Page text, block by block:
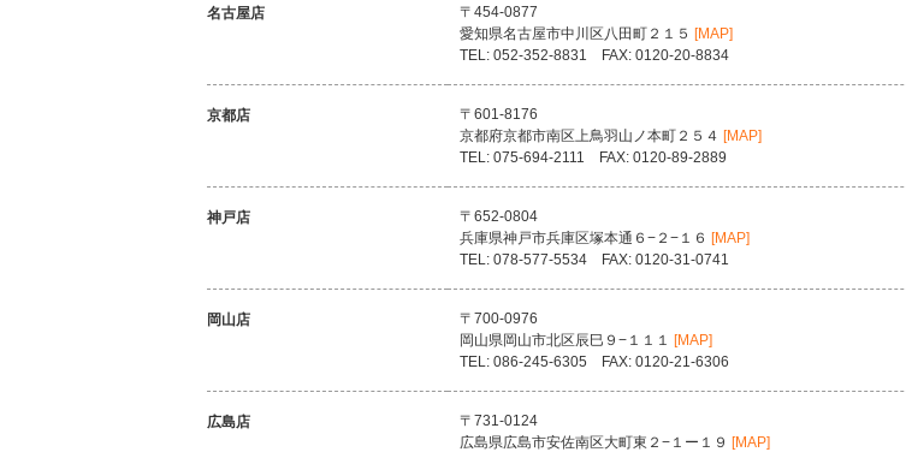
名古屋店
〒454-0877
愛知県名古屋市中川区八田町２１５ [MAP]
TEL: 052-352-8831 FAX: 0120-20-8834
京都店
〒601-8176
京都府京都市南区上鳥羽山ノ本町２５４ [MAP]
TEL: 075-694-2111 FAX: 0120-89-2889
神戸店
〒652-0804
兵庫県神戸市兵庫区塚本通６−２−１６ [MAP]
TEL: 078-577-5534 FAX: 0120-31-0741
岡山店
〒700-0976
岡山県岡山市北区辰巳９−１１１ [MAP]
TEL: 086-245-6305 FAX: 0120-21-6306
広島店
〒731-0124
広島県広島市安佐南区大町東２−１ー１９ [MAP]